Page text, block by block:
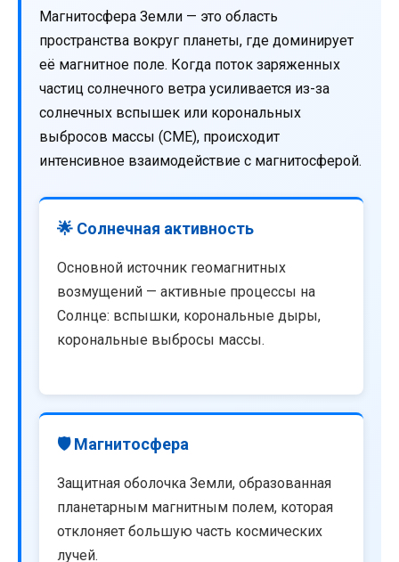
Магнитосфера Земли — это область
пространства вокруг планеты, где доминирует
её магнитное поле. Когда поток заряженных
частиц солнечного ветра усиливается из-за
солнечных вспышек или корональных
выбросов массы (CME), происходит
интенсивное взаимодействие с магнитосферой.
🌟 Солнечная активность
Основной источник геомагнитных
возмущений — активные процессы на
Солнце: вспышки, корональные дыры,
корональные выбросы массы.
🛡️ Магнитосфера
Защитная оболочка Земли, образованная
планетарным магнитным полем, которая
отклоняет большую часть космических
лучей.